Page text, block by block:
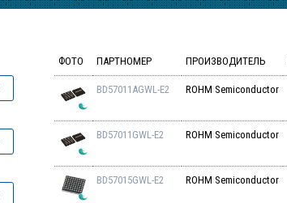
ФОТО ПАРТНОМЕР ПРОИЗВОДИТЕЛЬ
BD57011AGWL-E2 ROHM Semiconductor
BD57011GWL-E2 ROHM Semiconductor
BD57015GWL-E2 ROHM Semiconductor